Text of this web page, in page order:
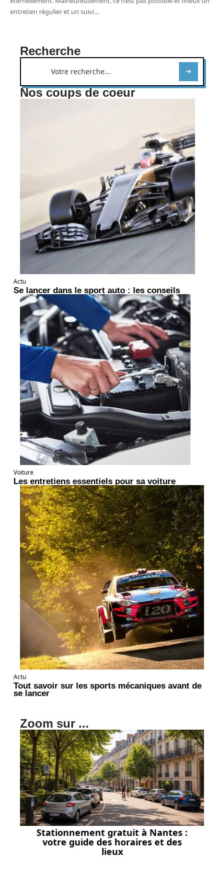
entretien régulier et un suivi…
Recherche
Nos coups de coeur
Actu
Se lancer dans le sport auto : les conseils
Voiture
Les entretiens essentiels pour sa voiture
Actu
Tout savoir sur les sports mécaniques avant de
se lancer
Zoom sur ...
Stationnement gratuit à Nantes :
votre guide des horaires et des
lieux